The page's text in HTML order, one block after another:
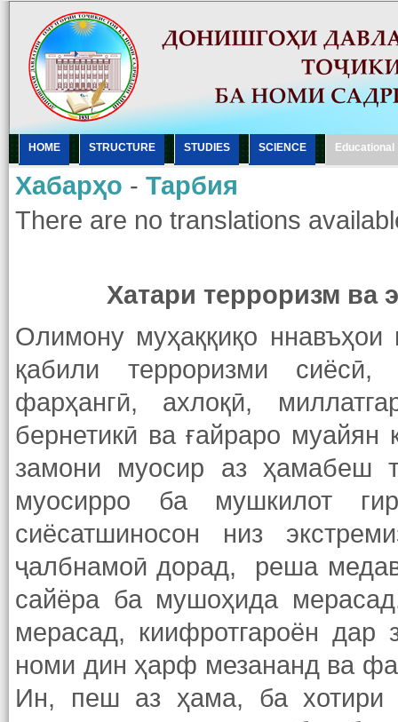
HOME STRUCTURE STUDIES SCIENCE Еducational
Хабарҳо - Тарбия
There are no translations
Хатари терроризм ва
Олимону муҳаққиқо ннавъҳои
қабили терроризми
фарҳангӣ, ахлоқӣ,
бернетикӣ ва ғайраро
замони муосир аз ҳамабеш
муосирро ба мушкилот
сиёсатшиносон низ
ҷалбнамоӣ дорад, реша
сайёра ба мушоҳида
мерасад, киифротгароён
номи дин ҳарф мезананд ва
Ин, пеш аз ҳама, ба хотири